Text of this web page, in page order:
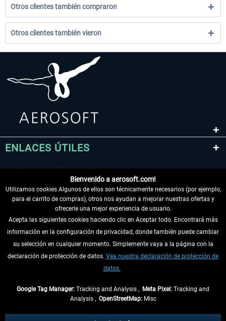
Otros clientes también compraron
Otros clientes también vieron
ENLACES ÚTILES
DESISTIR DEL CONTRATO
INFORMACIÓN
Bienvenido a aerosoft.com!
Utilizamos cookies Algunos de ellos son técnicamente necesarios (por ejemplo,
para el carrito de compras), otros nos ayudan a mejorar nuestras ofertas y
ofrecerle una mejor experiencia de usuario.
Acepta las siguientes cookies haciendo clic en Aceptar todo. Encontrará más
información en la configuración de privacidad, donde también puede cambiar
su selección en cualquier momento. Simplemente vaya a la página con la
declaración de protección de datos. Vea nuestra declaración de protección de
datos.
Google Tag Manager: Tracking and Analysis , Meta Pixel: Tracking and
Analysis , OpenStreetMap:Misc